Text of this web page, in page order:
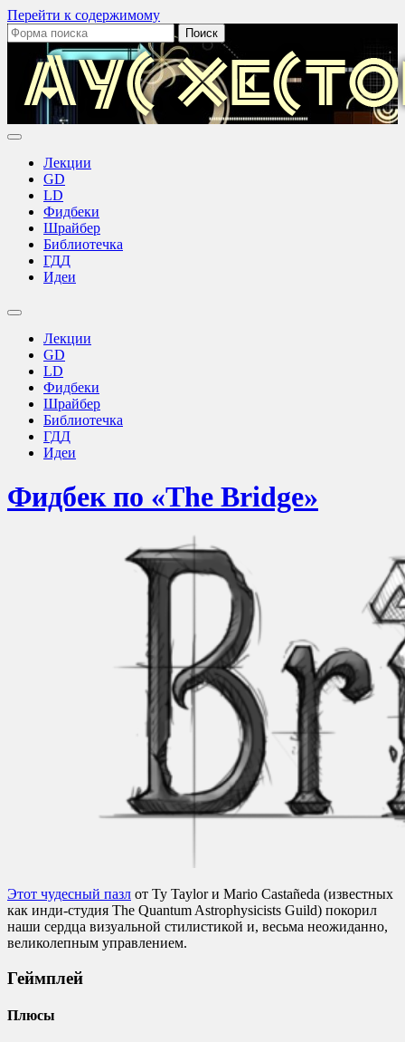
Перейти к содержимому
Поиск:
Аус
Лекции
GD
LD
Фидбеки
Шрайбер
Библиотечка
ГДД
Идеи
Переключить
поискаЛекции
GD
LD
Фидбеки
Шрайбер
Библиотечка
ГДД
Идеи
Фидбек по «The Bridge»
Этот чудесный пазл от Ty Taylor и Mario Castañeda (известных
как инди-студия The Quantum Astrophysicists Guild) покорил
наши сердца визуальной стилистикой и, весьма неожиданно,
великолепным управлением.
Геймплей
Плюсы